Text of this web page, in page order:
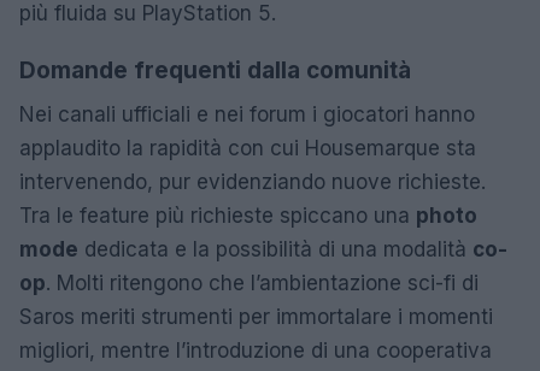
più fluida su PlayStation 5.
Domande frequenti dalla comunità
Nei canali ufficiali e nei forum i giocatori hanno
applaudito la rapidità con cui Housemarque sta
intervenendo, pur evidenziando nuove richieste.
Tra le feature più richieste spiccano una photo
mode dedicata e la possibilità di una modalità co-
op. Molti ritengono che l’ambientazione sci-fi di
Saros meriti strumenti per immortalare i momenti
migliori, mentre l’introduzione di una cooperativa